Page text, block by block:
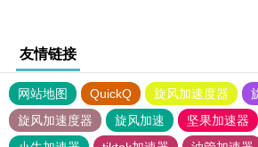
友情链接
网站地图 QuickQ 旋风加速度器
旋风加速度器
旋风加速 坚果加速器